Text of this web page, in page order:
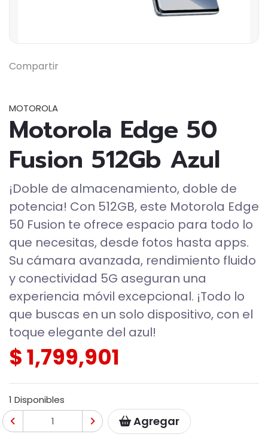
Compartir
MOTOROLA
Motorola Edge 50
Fusion 512Gb Azul
¡Doble de almacenamiento, doble de
potencia! Con 512GB, este Motorola Edge
50 Fusion te ofrece espacio para todo lo
que necesitas, desde fotos hasta apps.
Su cámara avanzada, rendimiento fluido
y conectividad 5G aseguran una
experiencia móvil excepcional. ¡Todo lo
que buscas en un solo dispositivo, con el
toque elegante del azul!
$ 1,799,901
1 Disponibles
Agregar